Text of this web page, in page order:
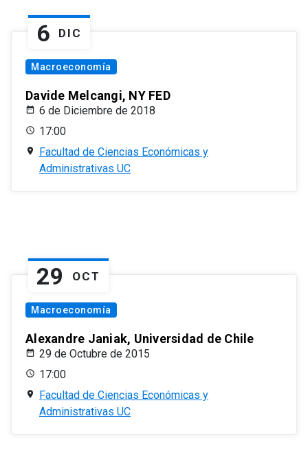
6 DIC
Macroeconomía
Davide Melcangi, NY FED
6 de Diciembre de 2018
17:00
Facultad de Ciencias Económicas y
Administrativas UC
29 OCT
Macroeconomía
Alexandre Janiak, Universidad de Chile
29 de Octubre de 2015
17:00
Facultad de Ciencias Económicas y
Administrativas UC